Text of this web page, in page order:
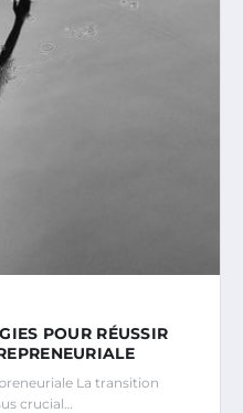
POUR RÉUSSIR
La transition
crucial…